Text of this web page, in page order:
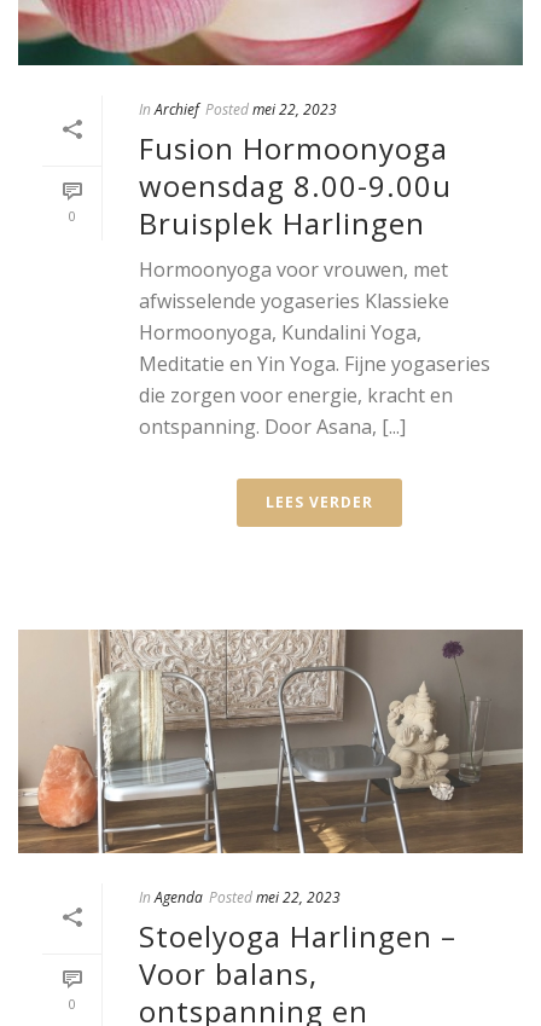
0
In Archief Postedmei 22, 2023
Fusion Hormoonyoga
woensdag 8.00-9.00u
Bruisplek Harlingen
Hormoonyoga voor vrouwen, met
afwisselende yogaseries Klassieke
Hormoonyoga, Kundalini Yoga,
Meditatie en Yin Yoga. Fijne yogaseries
die zorgen voor energie, kracht en
ontspanning. Door Asana, [...]
LEES VERDER
0
In Agenda Postedmei 22, 2023
Stoelyoga Harlingen –
Voor balans,
ontspanning en